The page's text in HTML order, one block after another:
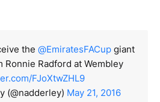
the @EmiratesFACupgiant
Ronnie Radford at Wembley
FJoXtwZHL9
(@nadderley) May 21, 2016